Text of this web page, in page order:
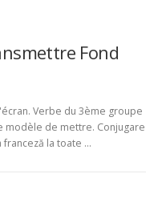
Fond
Verbe du 3ème groupe
modèle de mettre. Conjugare
la toate …